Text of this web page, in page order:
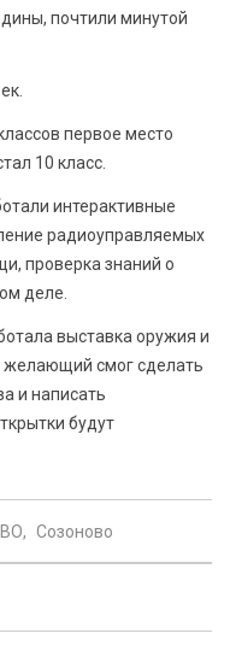
почтили минутой
первое место
10 класс.
интерактивные
радиоуправляемых
проверка знаний о
деле.
выставка оружия и
желающий смог сделать
и написать
будут
Созоново